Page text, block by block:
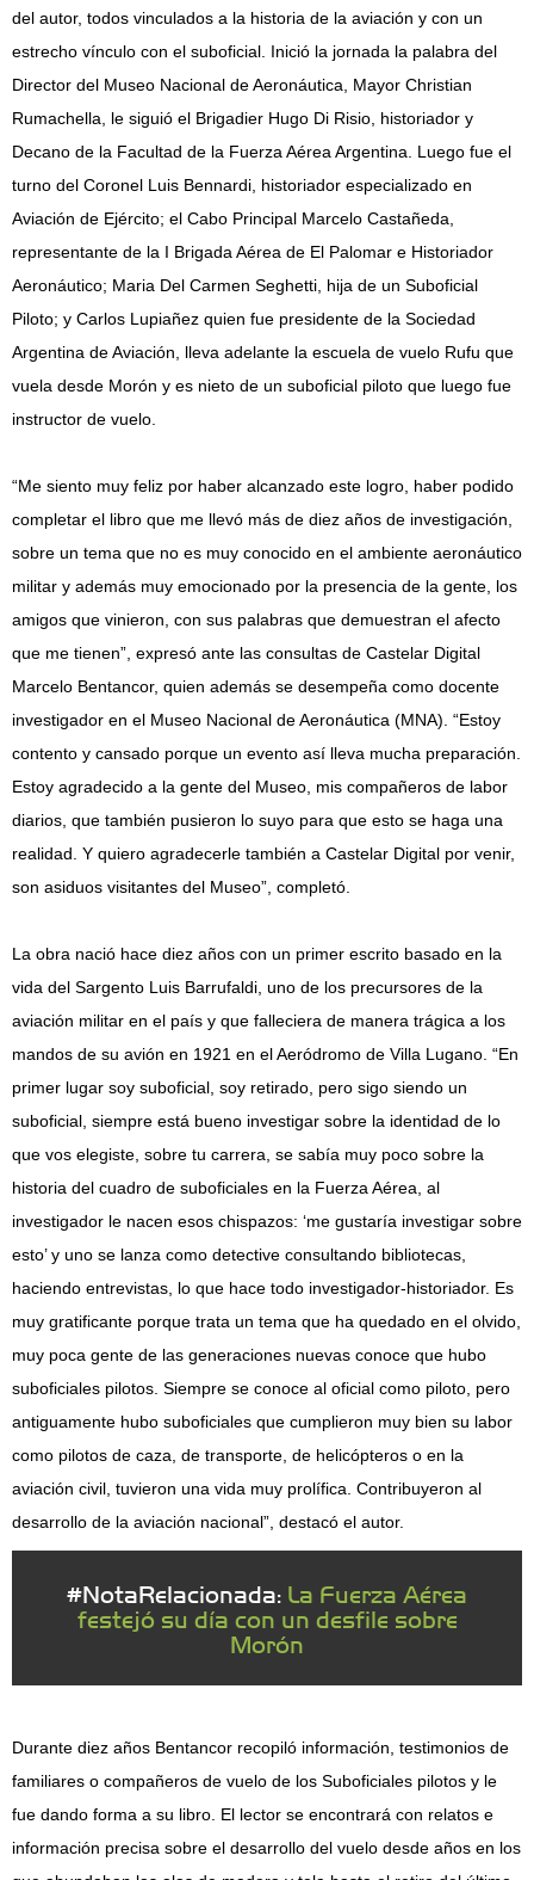
del autor, todos vinculados a la historia de la aviación y con un
estrecho vínculo con el suboficial. Inició la jornada la palabra del
Director del Museo Nacional de Aeronáutica, Mayor Christian
Rumachella, le siguió el Brigadier Hugo Di Risio, historiador y
Decano de la Facultad de la Fuerza Aérea Argentina. Luego fue el
turno del Coronel Luis Bennardi, historiador especializado en
Aviación de Ejército; el Cabo Principal Marcelo Castañeda,
representante de la I Brigada Aérea de El Palomar e Historiador
Aeronáutico; Maria Del Carmen Seghetti, hija de un Suboficial
Piloto; y Carlos Lupiañez quien fue presidente de la Sociedad
Argentina de Aviación, lleva adelante la escuela de vuelo Rufu que
vuela desde Morón y es nieto de un suboficial piloto que luego fue
instructor de vuelo.
“Me siento muy feliz por haber alcanzado este logro, haber podido
completar el libro que me llevó más de diez años de investigación,
sobre un tema que no es muy conocido en el ambiente aeronáutico
militar y además muy emocionado por la presencia de la gente, los
amigos que vinieron, con sus palabras que demuestran el afecto
que me tienen”, expresó ante las consultas de Castelar Digital
Marcelo Bentancor, quien además se desempeña como docente
investigador en el Museo Nacional de Aeronáutica (MNA). “Estoy
contento y cansado porque un evento así lleva mucha preparación.
Estoy agradecido a la gente del Museo, mis compañeros de labor
diarios, que también pusieron lo suyo para que esto se haga una
realidad. Y quiero agradecerle también a Castelar Digital por venir,
son asiduos visitantes del Museo”, completó.
La obra nació hace diez años con un primer escrito basado en la
vida del Sargento Luis Barrufaldi, uno de los precursores de la
aviación militar en el país y que falleciera de manera trágica a los
mandos de su avión en 1921 en el Aeródromo de Villa Lugano. “En
primer lugar soy suboficial, soy retirado, pero sigo siendo un
suboficial, siempre está bueno investigar sobre la identidad de lo
que vos elegiste, sobre tu carrera, se sabía muy poco sobre la
historia del cuadro de suboficiales en la Fuerza Aérea, al
investigador le nacen esos chispazos: ‘me gustaría investigar sobre
esto’ y uno se lanza como detective consultando bibliotecas,
haciendo entrevistas, lo que hace todo investigador-historiador. Es
muy gratificante porque trata un tema que ha quedado en el olvido,
muy poca gente de las generaciones nuevas conoce que hubo
suboficiales pilotos. Siempre se conoce al oficial como piloto, pero
antiguamente hubo suboficiales que cumplieron muy bien su labor
como pilotos de caza, de transporte, de helicópteros o en la
aviación civil, tuvieron una vida muy prolífica. Contribuyeron al
desarrollo de la aviación nacional”, destacó el autor.
#NotaRelacionada: La Fuerza Aérea
festejó su día con un desfile sobre
Morón
Durante diez años Bentancor recopiló información, testimonios de
familiares o compañeros de vuelo de los Suboficiales pilotos y le
fue dando forma a su libro. El lector se encontrará con relatos e
información precisa sobre el desarrollo del vuelo desde años en los